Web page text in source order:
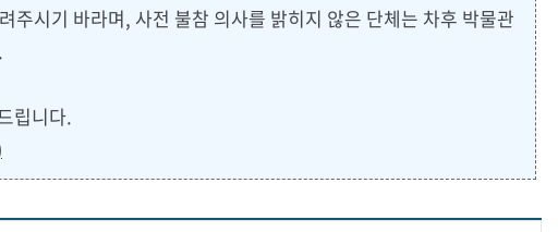
주시기 바라며, 사전 불참 의사를 밝히지 않은 단체는 차후 박물관
립니다.